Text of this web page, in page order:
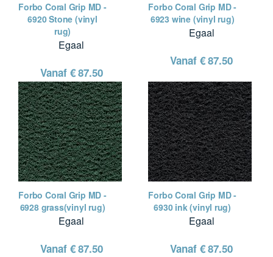
Forbo Coral Grip MD -
6920 Stone (vinyl
rug)
Egaal
Vanaf €87.50
Forbo Coral Grip MD -
6923 wine (vinyl rug)
Egaal
Vanaf €87.50
Forbo Coral Grip MD -
6928 grass(vinyl rug)
Egaal
Vanaf €87.50
Forbo Coral Grip MD -
6930 ink (vinyl rug)
Egaal
Vanaf €87.50